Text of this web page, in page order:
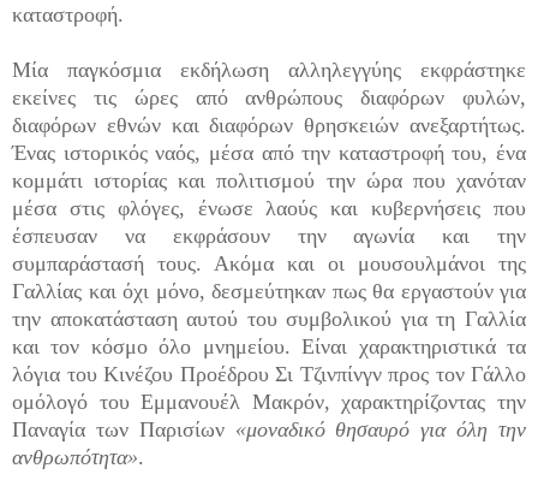
καταστροφή.
Μία παγκόσμια εκδήλωση αλληλεγγύης εκφράστηκε
εκείνες τις ώρες από ανθρώπους διαφόρων φυλών,
διαφόρων εθνών και διαφόρων θρησκειών ανεξαρτήτως.
Ένας ιστορικός ναός, μέσα από την καταστροφή του, ένα
κομμάτι ιστορίας και πολιτισμού την ώρα που χανόταν
μέσα στις φλόγες, ένωσε λαούς και κυβερνήσεις που
έσπευσαν να εκφράσουν την αγωνία και την
συμπαράστασή τους. Ακόμα και οι μουσουλμάνοι της
Γαλλίας και όχι μόνο, δεσμεύτηκαν πως θα εργαστούν για
την αποκατάσταση αυτού του συμβολικού για τη Γαλλία
και τον κόσμο όλο μνημείου. Είναι χαρακτηριστικά τα
λόγια του Κινέζου Προέδρου Σι Τζινπίνγν προς τον Γάλλο
ομόλογό του Εμμανουέλ Μακρόν, χαρακτηρίζοντας την
Παναγία των Παρισίων «μοναδικό θησαυρό για όλη την
ανθρωπότητα».